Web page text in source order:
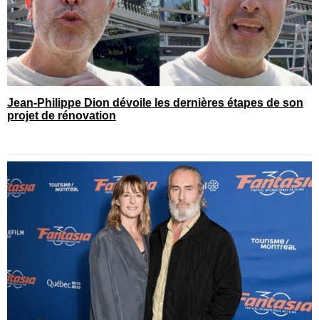
Jean-Philippe Dion dévoile les dernières étapes de son
projet de rénovation